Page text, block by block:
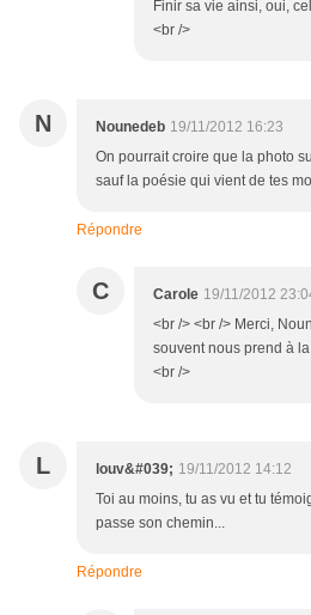
Finir sa vie ainsi, oui,
<br />
N Nounedeb 19/11/2012 16:23
On pourrait croire que la photo
sauf la poésie qui vient de tes
Répondre
C Carole 19/11/2012
<br /> <br /> Merci,
souvent nous prend à
<br />
L louv&#039; 19/11/2012 14:12
Toi au moins, tu as vu et tu
passe son chemin...
Répondre